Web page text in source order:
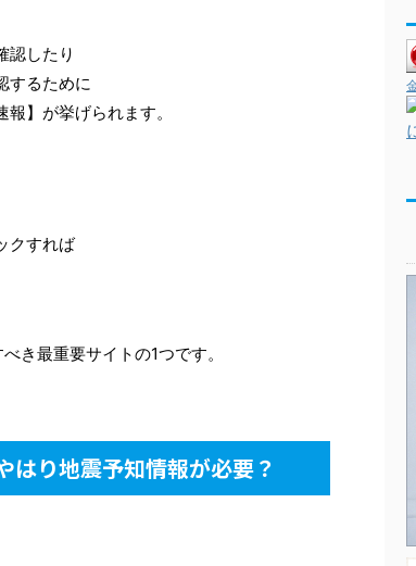
認したり
するために
】が挙げられます。
クすれば
き最重要サイトの1つです。
はり地震予知情報が必要？